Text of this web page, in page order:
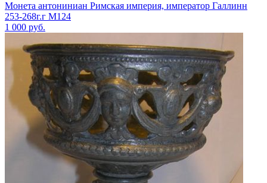
Монета антониниан Римская империя, император Галлинн
253-268г.г М124
1 000 руб.